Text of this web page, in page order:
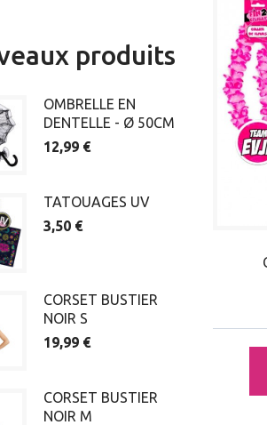
produits
OMBRELLE EN
DENTELLE - Ø 50CM
12,99 €
TATOUAGES UV
3,50 €
CORSET BUSTIER
NOIR S
19,99 €
CORSET BUSTIER
NOIR M